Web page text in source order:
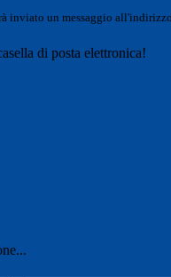
inviato un messaggio
di posta elettronica!